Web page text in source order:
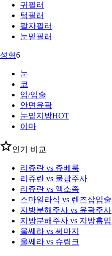
귀필러
턱필러
팔자필러
눈밑필러
성형6
눈
코
입/입술
안면윤곽
눈밑지방HOT
이마
인기 비교
리쥬란 vs 쥬베룩
리쥬란 vs 물광주사
리쥬란 vs 엑소좀
스마일라식 vs 렌즈삽입술
지방분해주사 vs 윤곽주사
지방분해주사 vs 지방흡입
울쎄라 vs 써마지
울쎄라 vs 슈링크